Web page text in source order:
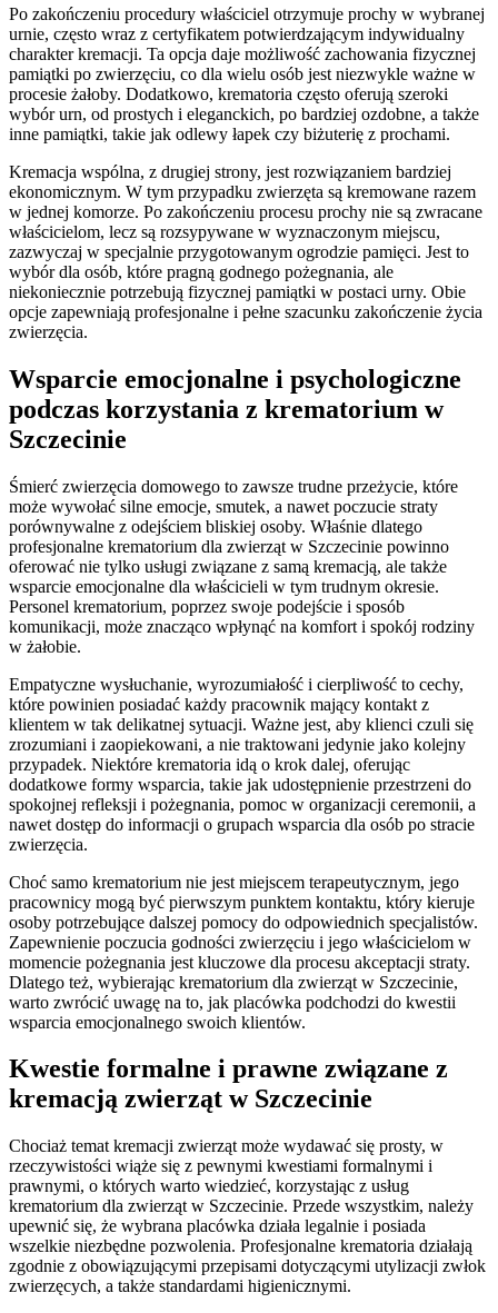
Po zakończeniu procedury właściciel otrzymuje prochy w wybranej
urnie, często wraz z certyfikatem potwierdzającym indywidualny
charakter kremacji. Ta opcja daje możliwość zachowania fizycznej
pamiątki po zwierzęciu, co dla wielu osób jest niezwykle ważne w
procesie żałoby. Dodatkowo, krematoria często oferują szeroki
wybór urn, od prostych i eleganckich, po bardziej ozdobne, a także
inne pamiątki, takie jak odlewy łapek czy biżuterię z prochami.
Kremacja wspólna, z drugiej strony, jest rozwiązaniem bardziej
ekonomicznym. W tym przypadku zwierzęta są kremowane razem
w jednej komorze. Po zakończeniu procesu prochy nie są zwracane
właścicielom, lecz są rozsypywane w wyznaczonym miejscu,
zazwyczaj w specjalnie przygotowanym ogrodzie pamięci. Jest to
wybór dla osób, które pragną godnego pożegnania, ale
niekoniecznie potrzebują fizycznej pamiątki w postaci urny. Obie
opcje zapewniają profesjonalne i pełne szacunku zakończenie życia
zwierzęcia.
Wsparcie emocjonalne i psychologiczne
podczas korzystania z krematorium w
Szczecinie
Śmierć zwierzęcia domowego to zawsze trudne przeżycie, które
może wywołać silne emocje, smutek, a nawet poczucie straty
porównywalne z odejściem bliskiej osoby. Właśnie dlatego
profesjonalne krematorium dla zwierząt w Szczecinie powinno
oferować nie tylko usługi związane z samą kremacją, ale także
wsparcie emocjonalne dla właścicieli w tym trudnym okresie.
Personel krematorium, poprzez swoje podejście i sposób
komunikacji, może znacząco wpłynąć na komfort i spokój rodziny
w żałobie.
Empatyczne wysłuchanie, wyrozumiałość i cierpliwość to cechy,
które powinien posiadać każdy pracownik mający kontakt z
klientem w tak delikatnej sytuacji. Ważne jest, aby klienci czuli się
zrozumiani i zaopiekowani, a nie traktowani jedynie jako kolejny
przypadek. Niektóre krematoria idą o krok dalej, oferując
dodatkowe formy wsparcia, takie jak udostępnienie przestrzeni do
spokojnej refleksji i pożegnania, pomoc w organizacji ceremonii, a
nawet dostęp do informacji o grupach wsparcia dla osób po stracie
zwierzęcia.
Choć samo krematorium nie jest miejscem terapeutycznym, jego
pracownicy mogą być pierwszym punktem kontaktu, który kieruje
osoby potrzebujące dalszej pomocy do odpowiednich specjalistów.
Zapewnienie poczucia godności zwierzęciu i jego właścicielom w
momencie pożegnania jest kluczowe dla procesu akceptacji straty.
Dlatego też, wybierając krematorium dla zwierząt w Szczecinie,
warto zwrócić uwagę na to, jak placówka podchodzi do kwestii
wsparcia emocjonalnego swoich klientów.
Kwestie formalne i prawne związane z
kremacją zwierząt w Szczecinie
Chociaż temat kremacji zwierząt może wydawać się prosty, w
rzeczywistości wiąże się z pewnymi kwestiami formalnymi i
prawnymi, o których warto wiedzieć, korzystając z usług
krematorium dla zwierząt w Szczecinie. Przede wszystkim, należy
upewnić się, że wybrana placówka działa legalnie i posiada
wszelkie niezbędne pozwolenia. Profesjonalne krematoria działają
zgodnie z obowiązującymi przepisami dotyczącymi utylizacji zwłok
zwierzęcych, a także standardami higienicznymi.